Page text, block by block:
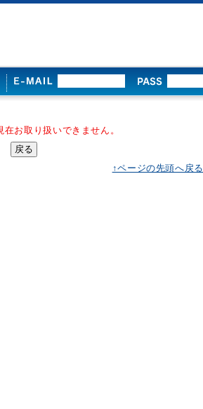
お取り扱いできません。
↑ページの先頭へ戻る